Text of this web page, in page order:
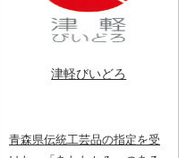
津軽びいどろ
青森県伝統工芸品の指定を受